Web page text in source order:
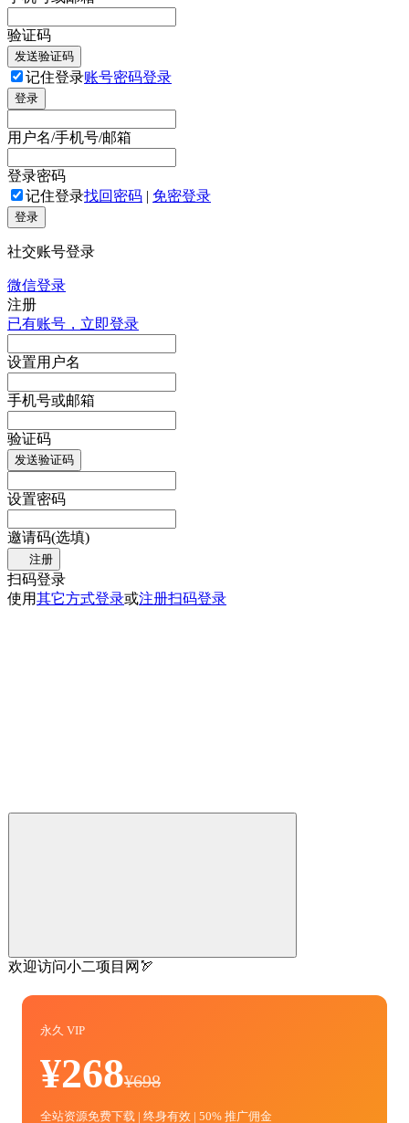
验证码
发送验证码
记住登录账号密码登录
登录
用户名/手机号/邮箱
登录密码
记住登录找回密码 | 免密登录
登录
社交账号登录
微信登录
注册
已有账号，立即登录
设置用户名
手机号或邮箱
验证码
发送验证码
设置密码
邀请码(选填)
注册
扫码登录
使用其它方式登录或注册扫码登录
欢迎访问小二项目网🏹
永久 VIP
¥268¥698
全站资源免费下载 | 终身有效 | 50% 推广佣金